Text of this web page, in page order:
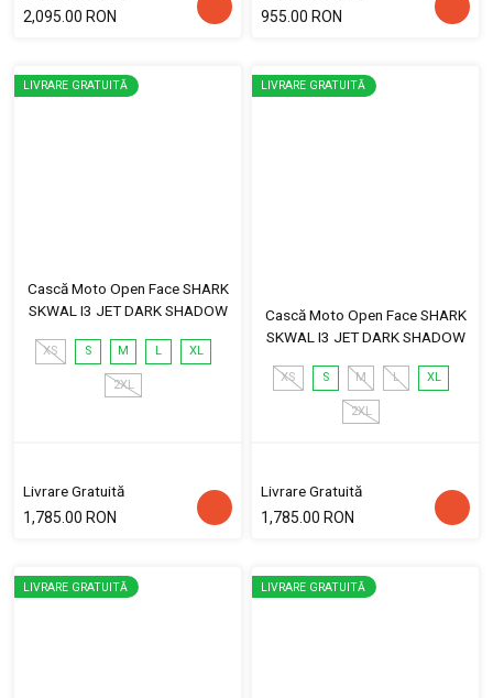
2,095.00 RON
955.00 RON
LIVRARE GRATUITĂ
Cască Moto Open Face SHARK
SKWAL I3 JET DARK SHADOW
XS S M L XL
2XL
Livrare Gratuită
1,785.00 RON
LIVRARE GRATUITĂ
Cască Moto Open Face SHARK
SKWAL I3 JET DARK SHADOW
XS S M L XL
2XL
Livrare Gratuită
1,785.00 RON
LIVRARE GRATUITĂ LIVRARE GRATUITĂ